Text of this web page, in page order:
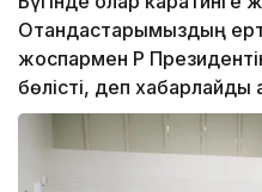
Отандастарымыздың
жоспармен ҚР
бөлісті, деп хабарлайды